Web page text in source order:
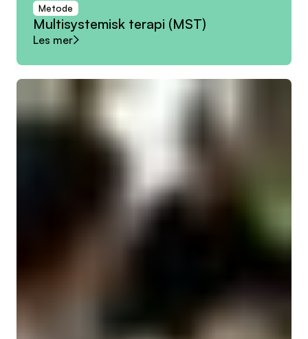
Metode
Multisystemisk terapi (MST)
Les mer